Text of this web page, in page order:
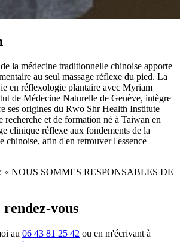
la médecine traditionnelle chinoise apporte
au seul massage réflexe du pied. La
en réflexologie plantaire avec Myriam
de Médecine Naturelle de Genève, intègre
ses origines du Rwo Shr Health Institute
recherche et de formation né à Taiwan en
clinique réflexe aux fondements de la
chinoise, afin d'en retrouver l'essence
« NOUS SOMMES RESPONSABLES DE
vous
au 06 43 81 25 42 ou en m'écrivant à